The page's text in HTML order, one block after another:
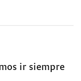
ir siempre